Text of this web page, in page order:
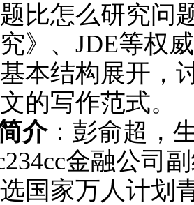
比怎么研究问
究》、JDE等权
本结构展开，
的写作范式。
介：彭俞超，
金融公司
国家万人计划